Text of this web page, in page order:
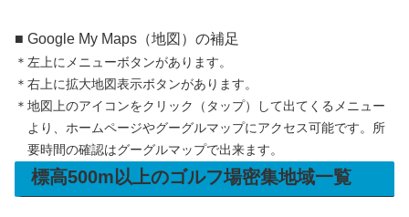
■ Google My Maps（地図）の補足
＊左上にメニューボタンがあります。
＊右上に拡大地図表示ボタンがあります。
＊地図上のアイコンをクリック（タップ）して出てくるメニュー
より、ホームページやグーグルマップにアクセス可能です。所
要時間の確認はグーグルマップで出来ます。
標高500m以上のゴルフ場密集地域一覧